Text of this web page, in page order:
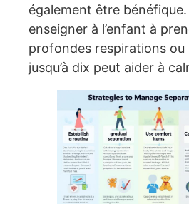
également être
enseigner à l’enfant à
profondes respirations ou
jusqu’à dix peut aider à